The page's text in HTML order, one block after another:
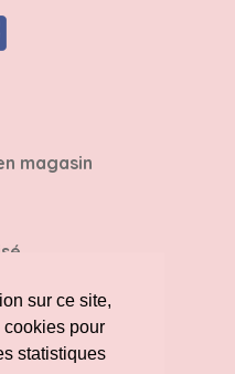
sur ce site,
pour
statistiques
magasin
14 jours